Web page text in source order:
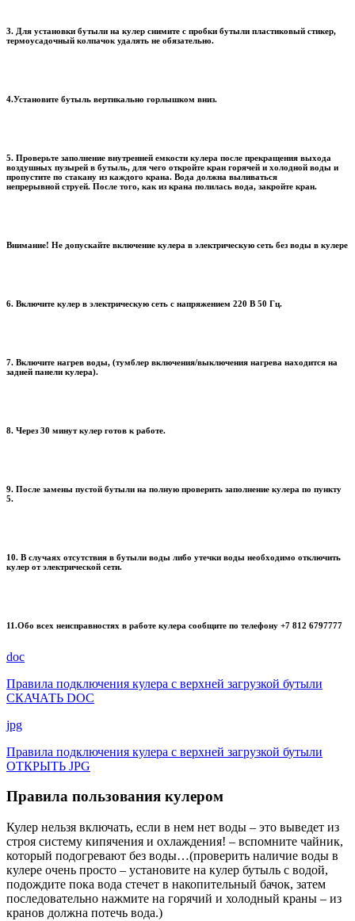
3. Для установки бутыли на кулер снимите с пробки бутыли пластиковый стикер,
термоусадочный колпачок удалять не обязательно.
4.Установите бутыль вертикально горлышком вниз.
5. Проверьте заполнение внутренней емкости кулера после прекращения выхода
воздушных пузырей в бутыль, для чего откройте кран горячей и холодной воды и
пропустите по стакану из каждого крана. Вода должна выливаться
непрерывной струей. После того, как из крана полилась вода, закройте кран.
Внимание! Не допускайте включение кулера в электрическую сеть без воды в кулере
6. Включите кулер в электрическую сеть с напряжением 220 В 50 Гц.
7. Включите нагрев воды, (тумблер включения/выключения нагрева находится на
задней панели кулера).
8. Через 30 минут кулер готов к работе.
9. После замены пустой бутыли на полную проверить заполнение кулера по пункту
5.
10. В случаях отсутствия в бутыли воды либо утечки воды необходимо отключить
кулер от электрической сети.
11.Обо всех неисправностях в работе кулера сообщите по телефону +7 812 6797777
doc
Правила подключения кулера с верхней загрузкой бутыли
СКАЧАТЬ DOC
jpg
Правила подключения кулера с верхней загрузкой бутыли
ОТКРЫТЬ JPG
Правила пользования кулером
Кулер нельзя включать, если в нем нет воды – это выведет из
строя систему кипячения и охлаждения! – вспомните чайник,
который подогревают без воды…(проверить наличие воды в
кулере очень просто – установите на кулер бутыль с водой,
подождите пока вода стечет в накопительный бачок, затем
последовательно нажмите на горячий и холодный краны – из
кранов должна потечь вода.)